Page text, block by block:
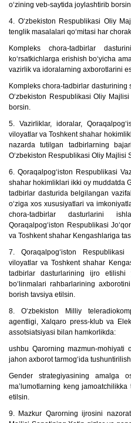
o‘zining veb-saytida joylashtirib
4. O‘zbekiston Respublikasi Oliy
tenglik masalalari qo‘mitasi har
Kompleks chora-tadbirlar
ko‘rsatkichlarga erishish bo‘yicha
vazirlik va idoralarning axborotlarini
Kompleks chora-tadbirlar dasturining
O‘zbekiston Respublikasi Oliy
borsin.
5. Vazirliklar, idoralar,
viloyatlar va Toshkent shahar
nazarda tutilgan tadbirlarning
O‘zbekiston Respublikasi Oliy Majlisi
6. Qoraqalpog‘iston Respublikasi
shahar hokimliklari ikki oy muddatda
tadbirlar dasturida belgilangan
o‘ziga xos xususiyatlari va
chora-tadbirlar dasturlarini
Qoraqalpog‘iston Respublikasi
va Toshkent shahar Kengashlariga
7. Qoraqalpog‘iston
viloyatlar va Toshkent shahar
tadbirlar dasturlarining ijro etilishi
bo‘linmalari rahbarlarining
borish tavsiya etilsin.
8. O‘zbekiston Milliy
agentligi, Xalqaro press-klub va
assotsiatsiyasi bilan hamkorlikda:
ushbu Qarorning mazmun-mohiyati
jahon axborot tarmog‘ida
Gender strategiyasining amalga
ma’lumotlarning keng
etilsin.
9. Mazkur Qarorning ijrosini